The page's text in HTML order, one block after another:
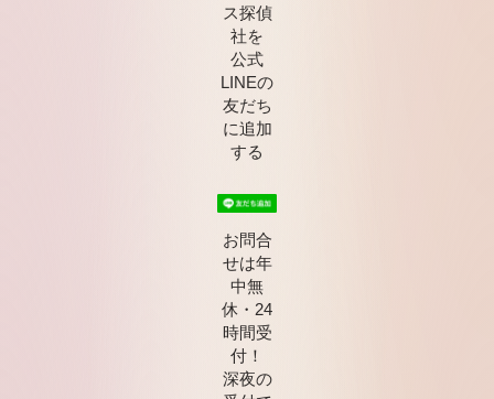
ス探偵
社を
公式
LINEの
友だち
に追加
する
お問合
せは年
中無
休・24
時間受
付！
深夜の